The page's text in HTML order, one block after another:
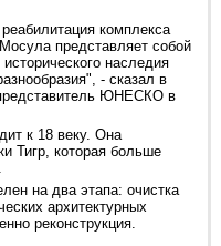
комплекса
представляет собой
наследия
- сказал в
ЮНЕСКО в
к 18 веку. Она
Тигр, которая больше
на два этапа: очистка
архитектурных
реконструкция.